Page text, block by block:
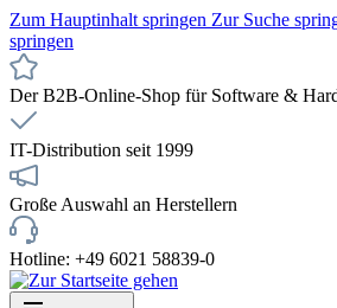
Zum Hauptinhalt springen Zur Suche
springen
Der B2B-Online-Shop für Software &
IT-Distribution seit 1999
Große Auswahl an Herstellern
Hotline: +49 6021 58839-0